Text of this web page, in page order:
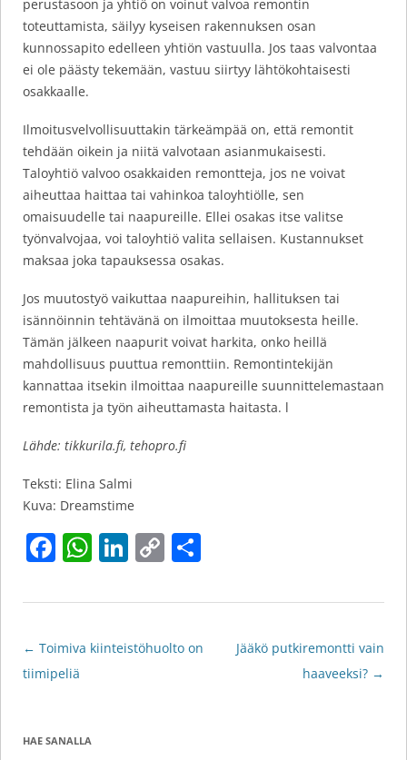
perustasoon ja yhtiö on voinut valvoa remontin
toteuttamista, säilyy kyseisen rakennuksen osan
kunnossapito edelleen yhtiön vastuulla. Jos taas valvontaa
ei ole päästy tekemään, vastuu siirtyy lähtökohtaisesti
osakkaalle.
Ilmoitusvelvollisuuttakin tärkeämpää on, että remontit
tehdään oikein ja niitä valvotaan asianmukaisesti.
Taloyhtiö valvoo osakkaiden remontteja, jos ne voivat
aiheuttaa haittaa tai vahinkoa taloyhtiölle, sen
omaisuudelle tai naapureille. Ellei osakas itse valitse
työnvalvojaa, voi taloyhtiö valita sellaisen. Kustannukset
maksaa joka tapauksessa osakas.
Jos muutostyö vaikuttaa naapureihin, hallituksen tai
isännöinnin tehtävänä on ilmoittaa muutoksesta heille.
Tämän jälkeen naapurit voivat harkita, onko heillä
mahdollisuus puuttua remonttiin. Remontintekijän
kannattaa itsekin ilmoittaa naapureille suunnittelemastaan
remontista ja työn aiheuttamasta haitasta. l
Lähde: tikkurila.fi, tehopro.fi
Teksti: Elina Salmi
Kuva: Dreamstime
F
c
e
b
k
W
at
s
A
Li
k
e
dI
C
p
y
Li
ar
Artikkelien
selaus
← Toimiva kiinteistöhuolto on
tiimipeliä
Jääkö putkiremontti vain
haaveeksi? →
HAE SANALLA